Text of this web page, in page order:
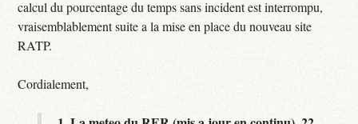
calcul du pourcentage du temps sans incident est interrompu,
vraisemblablement suite a la mise en place du nouveau site
RATP.
Cordialement,